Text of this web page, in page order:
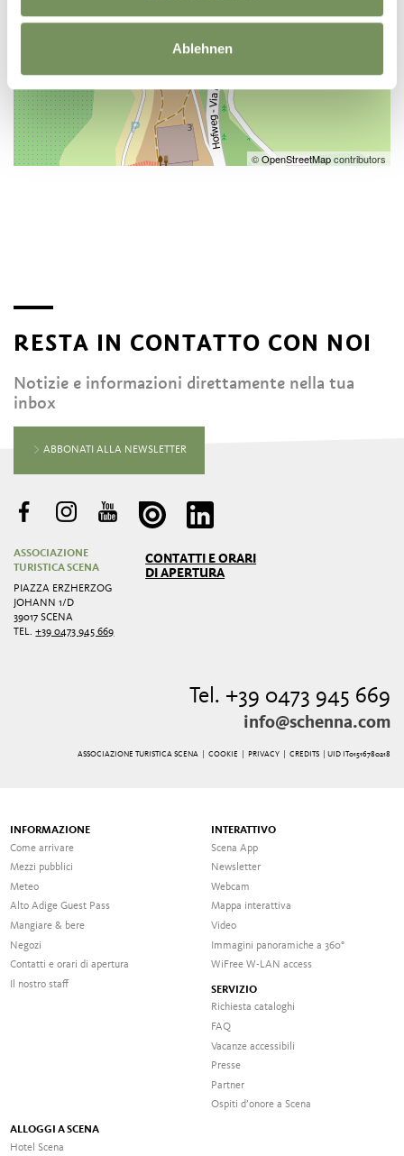
Ablehnen
©OpenStreetMapcontributors
RESTA IN CONTATTO CON NOI
Notizie e informazioni direttamente nella tua
inbox
ABBONATI ALLA NEWSLETTER
ASSOCIAZIONE
TURISTICA SCENA
PIAZZA ERZHERZOG
JOHANN 1/D
39017 SCENA
TEL.+39 0473 945 669
CONTATTI E ORARI
DI APERTURA
Tel. +39 0473 945 669
info@schenna.com
ASSOCIAZIONE TURISTICA SCENA | COOKIE PRIVACY| CREDITS | UID IT01516780218
INFORMAZIONE
Come arrivare
Mezzi pubblici
Meteo
Alto Adige Guest Pass
Mangiare & bere
Negozi
Contatti e orari di apertura
Il nostro staff
INTERATTIVO
Scena App
Newsletter
Webcam
Mappa interattiva
Video
Immagini panoramiche a 360°
WiFree W-LAN access
SERVIZIO
Richiesta cataloghi
FAQ
Vacanze accessibili
Presse
Partner
Ospiti d’onore a Scena
ALLOGGI A SCENA
Hotel Scena